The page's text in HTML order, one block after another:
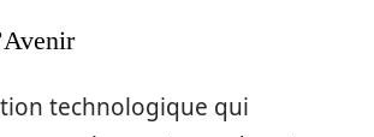
technologique qui